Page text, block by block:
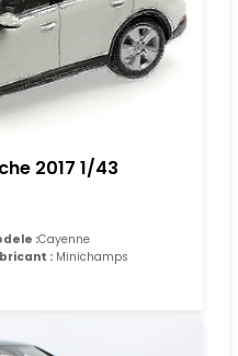
2017 1/43
:Cayenne
: Minichamps